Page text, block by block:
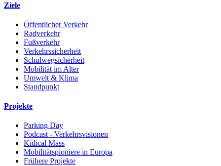
Ziele
Öffentlicher Verkehr
Radverkehr
Fußverkehr
Verkehrssicherheit
Schulwegsicherheit
Mobilität im Alter
Umwelt & Klima
Standpunkt
Projekte
Parking Day
Podcast - Verkehrsvisionen
Kidical Mass
Mobilitätspioniere in Europa
Frühere Projekte